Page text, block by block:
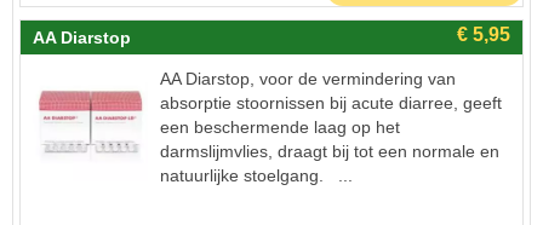
AA Diarstop
AA Diarstop, voor de vermindering van
absorptie stoornissen bij acute diarree, geeft
een beschermende laag op het
darmslijmvlies, draagt bij tot een normale en
natuurlijke stoelgang. ...